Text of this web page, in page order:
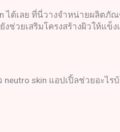
ได้เลย ที่นี่วางจำหน่ายผลิต
วยเสริมโครงสร้างผิวให้แข็ง
skin แอปเปิ้ลช่วยอะไร